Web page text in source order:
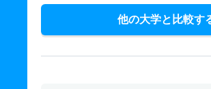
他の大学と比較す